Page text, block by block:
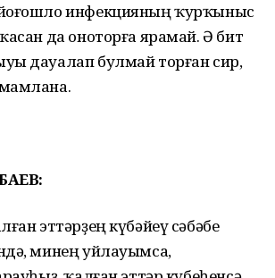
инфекцияның ҡурҡыныс
да оноторға ярамай. Ә бит
дауалап булмай торған сир,
эттәрҙең күбәйеү сәбәбе
минең уйлауымса,